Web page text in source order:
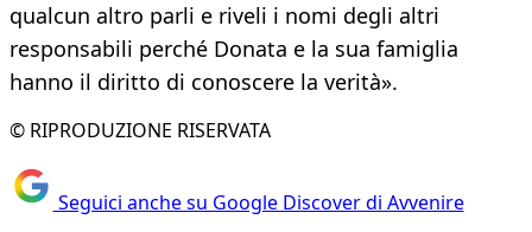
qualcun altro parli e riveli i nomi degli altri
responsabili perché Donata e la sua famiglia
hanno il diritto di conoscere la verità».
© RIPRODUZIONE RISERVATA
Seguici anche su Google Discover di Avvenire